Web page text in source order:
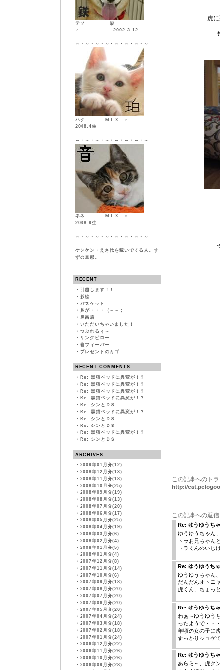
テツ 柴
♂ 2002.3.12
～・～・～・～・～・～・～・～
ハク ＭＩＸ ♂
2008.4生
～・～・～・～・～・～・～・～
ネネ ＭＩＸ ♀
2008.9生
～・～・～・～・～・～・～・～
ケンケン・えさ代を稼いでくる人。す
ずの旦那。
RECENT
・ 引越します！！
・ 影絵
・ バスケット
・ 足が・・・（－－；
・ 麻呂眉
・ いただいちゃいました！
・ つぶれるぅ～
・ リングピロー
・ 箱フィーバー
・ プレゼントのカゴ
RECENT COMMENTS
・ Re: 黒猫ベッドに異変が！？
・ Re: 黒猫ベッドに異変が！？
・ Re: 黒猫ベッドに異変が！？
・ Re: 黒猫ベッドに異変が！？
・ Re: シンとＤＳ
・ Re: 黒猫ベッドに異変が！？
・ Re: シンとＤＳ
・ Re: シンとＤＳ
・ Re: 黒猫ベッドに異変が！？
・ Re: シンとＤＳ
ARCHIVES
・ 2009年01月分(12)
・ 2008年12月分(13)
・ 2008年11月分(18)
・ 2008年10月分(25)
・ 2008年09月分(19)
・ 2008年08月分(13)
・ 2008年07月分(20)
・ 2008年06月分(17)
・ 2008年05月分(25)
・ 2008年04月分(19)
・ 2008年03月分(6)
・ 2008年02月分(4)
・ 2008年01月分(5)
・ 2008年01月分(4)
・ 2007年12月分(8)
・ 2007年11月分(14)
・ 2007年10月分(6)
・ 2007年09月分(18)
・ 2007年08月分(20)
・ 2007年07月分(20)
・ 2007年06月分(20)
・ 2007年05月分(26)
・ 2007年04月分(24)
・ 2007年03月分(18)
・ 2007年02月分(18)
・ 2007年01月分(24)
・ 2006年12月分(22)
・ 2006年11月分(26)
・ 2006年10月分(26)
・ 2006年09月分(28)
虎
この記事へのト
http://
この記事への返信
Re: ゆうゆうち
ゆうゆうちゃん
トラお兄ちゃん
トラくんのいじ
Re: ゆうゆうち
ゆうゆうちゃん
だんだんオトニ
虎くん、ちょっ
Re: ゆうゆうち
わぁ～ゆうゆう
ったようで・・
年頃の女の子に
すっかりショゲ
Re: ゆうゆうち
あらら～、虎ク